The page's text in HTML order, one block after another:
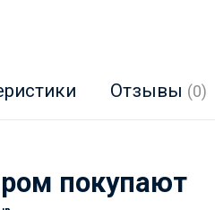
Отзывы (0)
покупают